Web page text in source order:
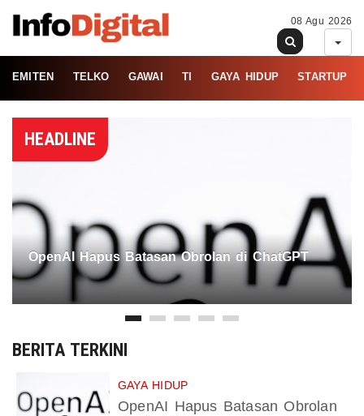
08 Agu 2026
EMITEN TELKO GAWAI TI GAYA HIDUP STARTUP
HEADLINE
OpenAI Hapus Batasan Obrolan di ChatGPT
BERITA TERKINI
GAYA HIDUP
OpenAI Hapus Batasan Obrolan